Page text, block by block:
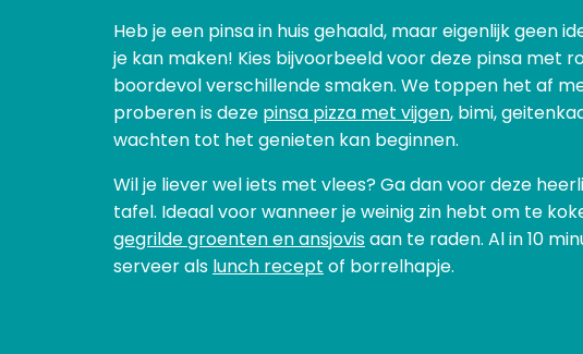
Heb je een pinsa in huis gehaald, maar eigenlijk
je kan maken! Kies bijvoorbeeld voor deze pinsa met
boordevol verschillende smaken. We toppen het af
proberen is deze pinsa pizza met vijgen, bimi,
wachten tot het genieten kan beginnen.
Wil je liever wel iets met vlees? Ga dan voor deze
tafel. Ideaal voor wanneer je weinig zin hebt om te
gegrilde groenten en ansjovisaan te raden. Al in 10
serveer als lunch recept of borrelhapje.